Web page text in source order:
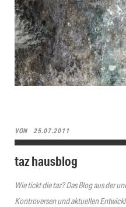
VON 25.07.2011
taz hausblog
Wie tickt die taz? Das Blog aus der
Kontroversen und aktuellen